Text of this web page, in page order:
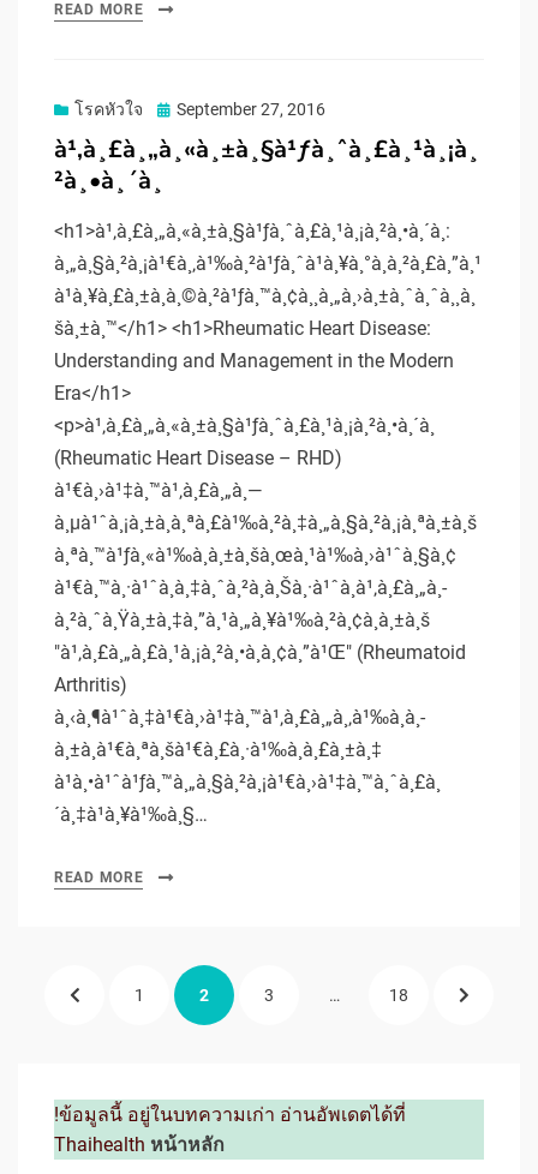
READ MORE
โรคหัวใจ
Posted
on
September 27, 2016
à¹‚à¸£à¸„à¸«à¸±à¸§à¹ƒà¸ˆà¸£à¸¹à¸¡à¸
²à¸•à¸´à¸
<h1>à¹‚à¸£à¸„à¸«à¸±à¸§à¹ƒà¸ˆà¸£à¸¹à¸¡à¸²à¸•à¸´à¸:
à¸„à¸§à¸²à¸¡à¹€à¸‚à¹‰à¸²à¹ƒà¸ˆà¹à¸¥à¸°à¸à¸²à¸£à¸”à¸¹
à¹à¸¥à¸£à¸±à¸à¸©à¸²à¹ƒà¸™à¸¢à¸¸à¸„à¸›à¸±à¸ˆà¸ˆà¸¸à¸
šà¸±à¸™</h1> <h1>Rheumatic Heart Disease:
Understanding and Management in the Modern
Era</h1>
<p>à¹‚à¸£à¸„à¸«à¸±à¸§à¹ƒà¸ˆà¸£à¸¹à¸¡à¸²à¸•à¸´à¸
(Rheumatic Heart Disease – RHD)
à¹€à¸›à¹‡à¸™à¹‚à¸£à¸„à¸—
à¸µà¹ˆà¸¡à¸±à¸à¸ªà¸£à¹‰à¸²à¸‡à¸„à¸§à¸²à¸¡à¸ªà¸±à¸š
à¸ªà¸™à¹ƒà¸«à¹‰à¸à¸±à¸šà¸œà¸¹à¹‰à¸›à¹ˆà¸§à¸¢
à¹€à¸™à¸·à¹ˆà¸­à¸‡à¸ˆà¸²à¸à¸Šà¸·à¹ˆà¸­à¹‚à¸£à¸„à¸­
à¸²à¸ˆà¸Ÿà¸±à¸‡à¸”à¸¹à¸„à¸¥à¹‰à¸²à¸¢à¸à¸±à¸š
"à¹‚à¸£à¸„à¸£à¸¹à¸¡à¸²à¸•à¸­à¸¢à¸”à¹Œ" (Rheumatoid
Arthritis)
à¸‹à¸¶à¹ˆà¸‡à¹€à¸›à¹‡à¸™à¹‚à¸£à¸„à¸‚à¹‰à¸­à¸­
à¸±à¸à¹€à¸ªà¸šà¹€à¸£à¸·à¹‰à¸­à¸£à¸±à¸‡
à¹à¸•à¹ˆà¹ƒà¸™à¸„à¸§à¸²à¸¡à¹€à¸›à¹‡à¸™à¸ˆà¸£à¸
´à¸‡à¹à¸¥à¹‰à¸§…
READ MORE
PostsPREVIOUSPAGE
1 PAGE
2 PAGE
3 … PAGE
18 NEXT
!ข้อมูลนี้ อยู่ในบทความเก่า อ่านอัพเดตได้ที่
Thaihealth หน้าหลัก